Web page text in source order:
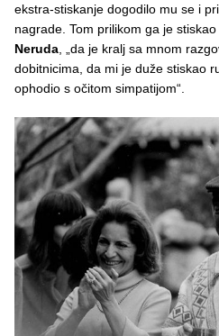
ekstra-stiskanje dogodilo mu se i
nagrade. Tom prilikom ga je
Neruda , „da je kralj sa mnom
dobitnicima, da mi je duže stiskao
ophodio s očitom simpatijom“.